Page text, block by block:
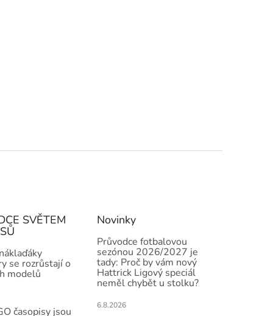
SVĚTEM
se rozrůstají o
modelů
časopisy jsou
Novinky
Průvodce fotbalovou
sezónou 2026/2027 je
tady: Proč by vám nový
Hattrick Ligový speciál
neměl chybět u stolku?
6.8.2026